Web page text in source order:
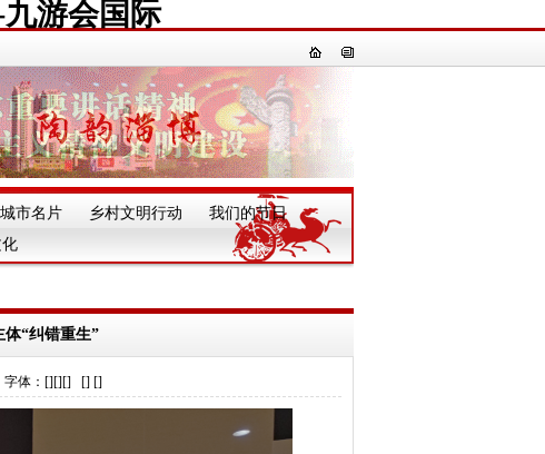
游会国际
城市名片 乡村文明行动 我们的节日 一
“纠错重生”
字体：[][][] [] []